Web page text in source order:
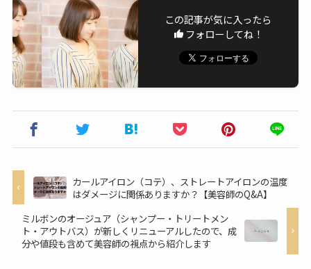
この記事が気に入ったら
フォローしてね！
カールアイロン（コテ）、ストレートアイロンの温度
はダメージに関係ありますか？【美容師のQ&A】
ミルボンのオージュア（シャンプー・トリートメン
ト・アウトバス）が新しくリニューアルしたので、成
分や値段も含めて美容師の視点から紹介します